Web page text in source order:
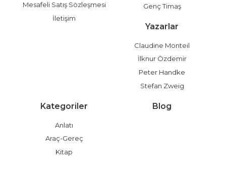
Mesafeli Satış Sözleşmesi
İletişim
Genç Timaş
Yazarlar
Claudine Monteil
İlknur Özdemir
Peter Handke
Stefan Zweig
Kategoriler
Anlatı
Araç-Gereç
Kitap
Blog